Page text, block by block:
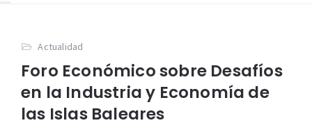
Actualidad
Foro Económico sobre Desafíos
en la Industria y Economía de
las Islas Baleares